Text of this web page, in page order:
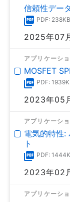
信頼性デー
PDF: 238KB
2025年07
アプリケーシ
MOSFET
PDF:
2023年05
アプリケーシ
電気的特性:
ト
PDF:
2023年02
アプリケーシ